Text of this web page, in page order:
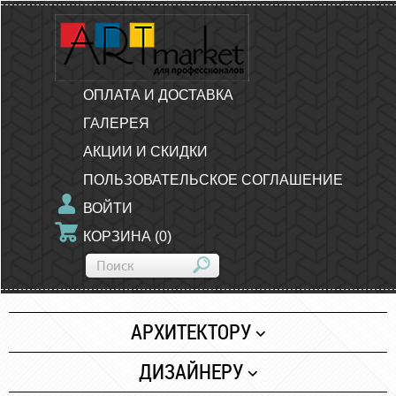
ОПЛАТА И ДОСТАВКА
ГАЛЕРЕЯ
АКЦИИ И СКИДКИ
ПОЛЬЗОВАТЕЛЬСКОЕ СОГЛАШЕНИЕ
ВОЙТИ
КОРЗИНА (0)
АРХИТЕКТОРУ
Бумага
ДИЗАЙНЕРУ